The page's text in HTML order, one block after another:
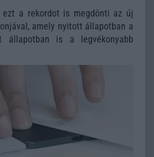
ezt a rekordot is megdönti az új
amely nyitott állapotban a
állapotban is a legvékonyabb